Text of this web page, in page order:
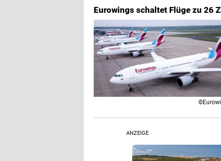
Eurowings schaltet Flüge zu 26
ANZEIGE